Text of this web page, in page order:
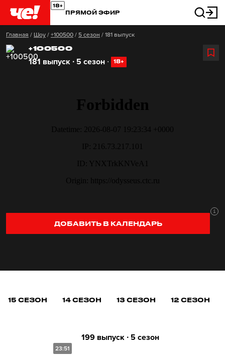
ПРЯМОЙ ЭФИР
Главная / Шоу / +100500 / 5 сезон / 181 выпуск
+100500
181 выпуск ∙ 5 сезон ∙ 18+
ДОБАВИТЬ В КАЛЕНДАРЬ
15 СЕЗОН 14 СЕЗОН 13 СЕЗОН 12 СЕЗОН
23:51
199 выпуск ∙ 5 сезон